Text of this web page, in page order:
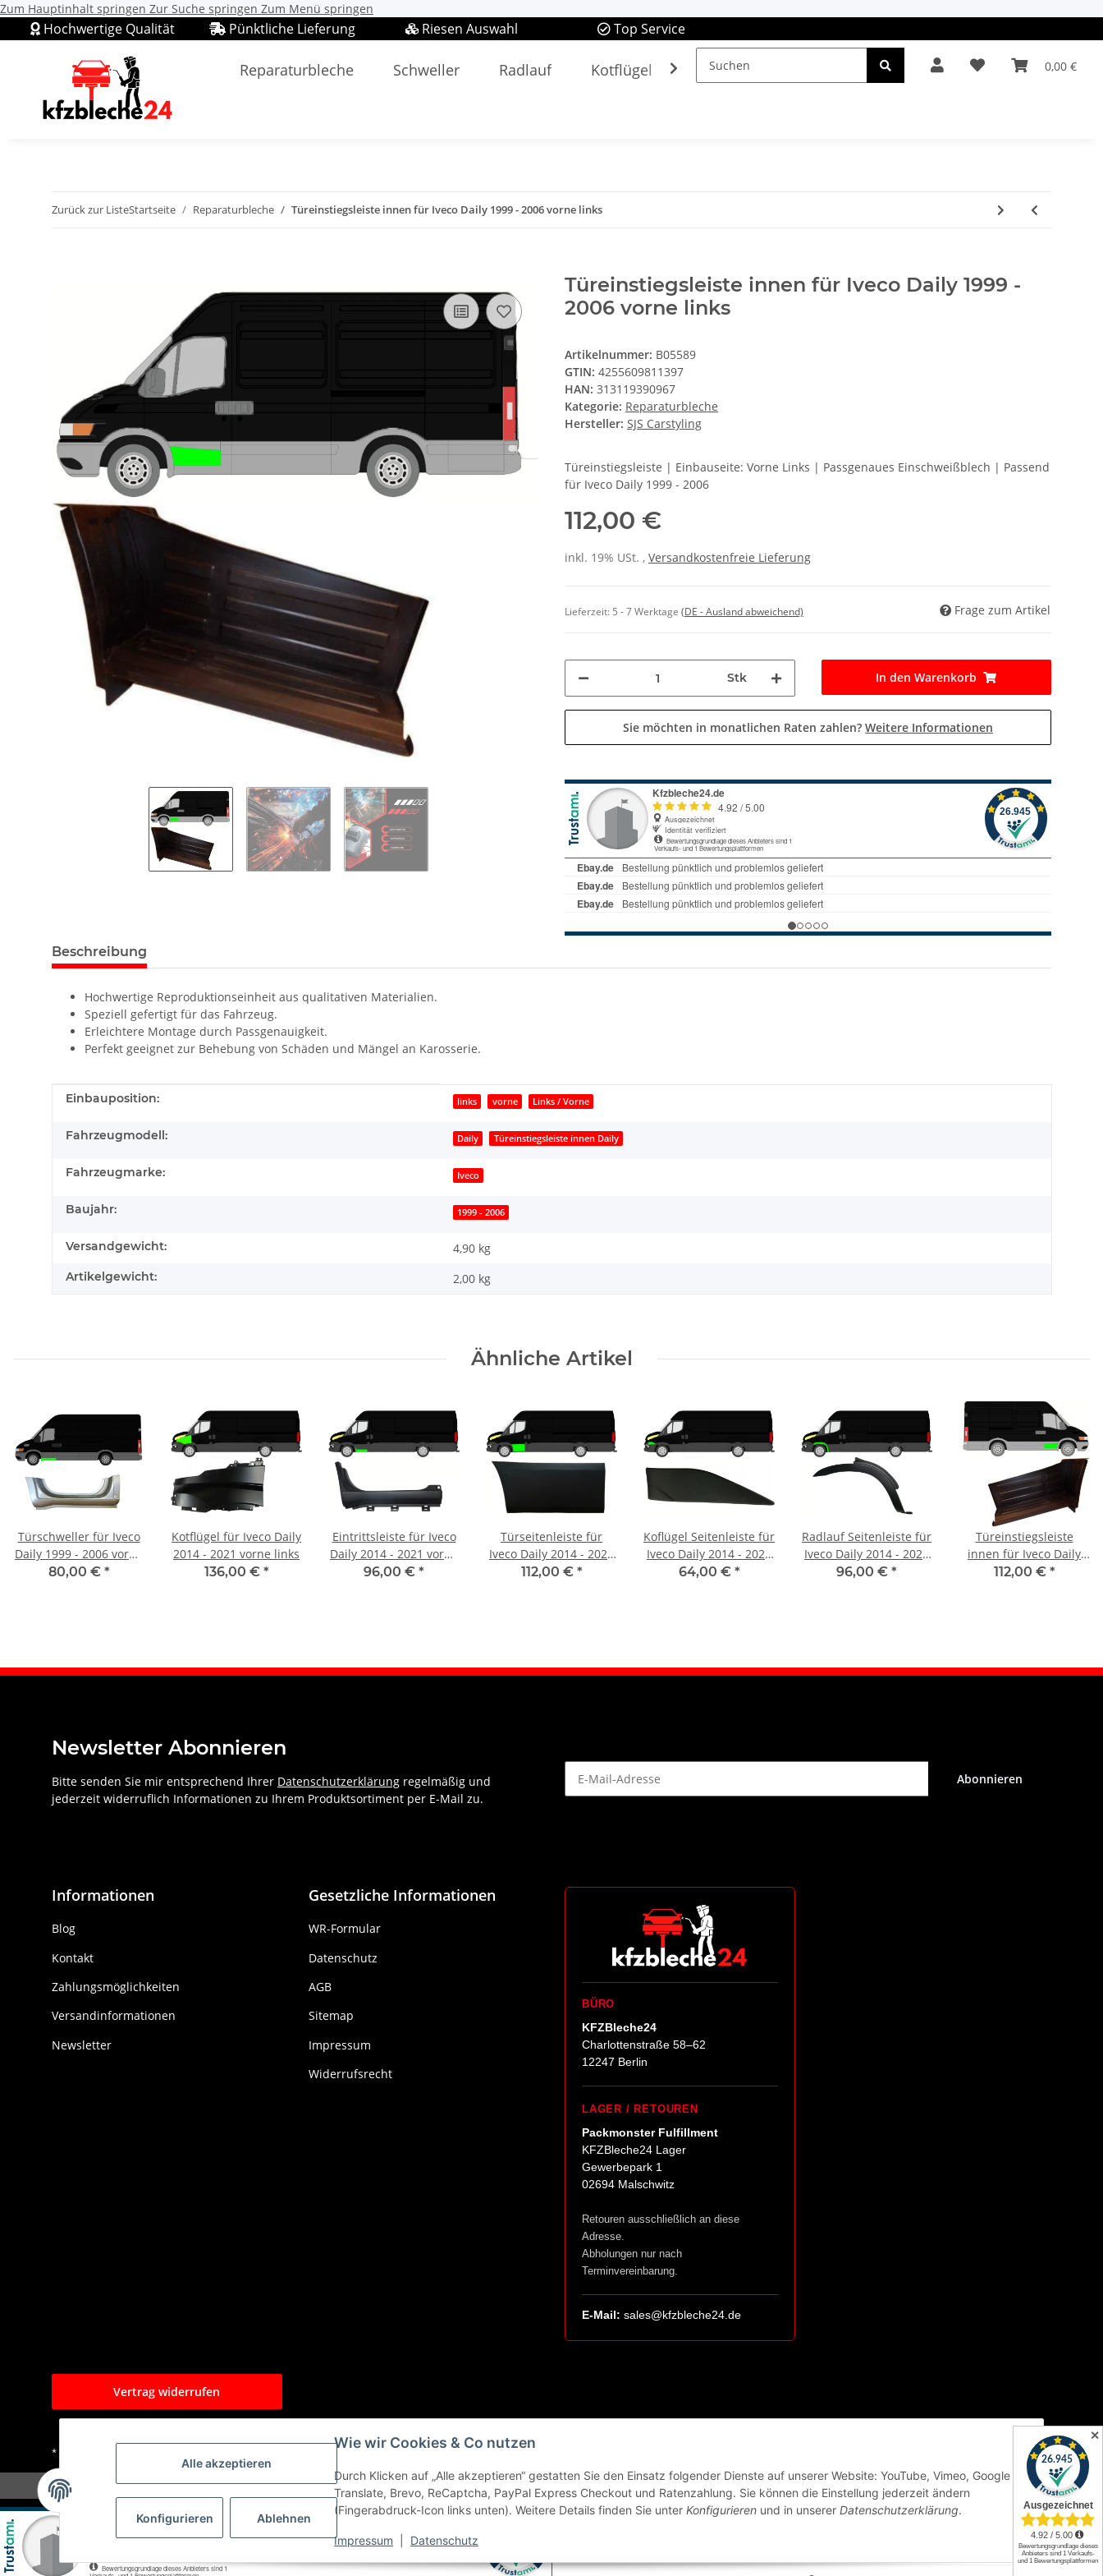
Zum Hauptinhalt springen Zur Suche springen Zum Menü springen
Alle akzeptieren
Konfigurieren Ablehnen
Wie wir Cookies & Co nutzen
Durch Klicken auf „Alle akzeptieren“ gestatten Sie den Einsatz folgender Dienste auf unserer Website: YouTube, Vimeo, Google
Translate, Brevo, ReCaptcha, PayPal Express Checkout und Ratenzahlung. Sie können die Einstellung jederzeit ändern
(Fingerabdruck-Icon links unten). Weitere Details finden Sie unter Konfigurieren und in unserer Datenschutzerklärung.
Impressum Datenschutz
Top Service
Riesen Auswahl
Pünktliche Lieferung
Hochwertige Qualität
0,00 €
Reparaturbleche Schweller Radlauf Kotflügel Spiegel & Leuchten Autopflege Oldtimerteile
Zurück zur ListeStartseite Reparaturbleche Türeinstiegsleiste innen für Iveco Daily 1999 - 2006 vorne links
Türeinstiegsleiste innen für Iveco Daily 1999 -
2006 vorne links
Artikelnummer: B05589
GTIN: 4255609811397
HAN: 313119390967
Kategorie: Reparaturbleche
Hersteller: SJS Carstyling
Türeinstiegsleiste | Einbauseite: Vorne Links | Passgenaues Einschweißblech | Passend
für Iveco Daily 1999 - 2006
112,00 €
inkl. 19% USt. , Versandkostenfreie Lieferung
Lieferzeit: 5 - 7 Werktage (DE - Ausland abweichend) Frage zum Artikel
Stk In den Warenkorb
Sie möchten in monatlichen Raten zahlen? Weitere Informationen
Beschreibung
Hochwertige Reproduktionseinheit aus qualitativen Materialien.
Speziell gefertigt für das Fahrzeug.
Erleichtere Montage durch Passgenauigkeit.
Perfekt geeignet zur Behebung von Schäden und Mängel an Karosserie.
Produkteigenschaft
Wert
Einbauposition: links vorne Links / Vorne
Fahrzeugmodell: Daily Türeinstiegsleiste innen Daily
Fahrzeugmarke: Iveco
Baujahr: 1999 - 2006
Versandgewicht: 4,90 kg
Artikelgewicht: 2,00 kg
Ähnliche Artikel
Türschweller für Iveco
Daily 1999 - 2006 vorne
links
80,00 € *
Kotflügel für Iveco Daily
2014 - 2021 vorne links
136,00 € *
Eintrittsleiste für Iveco
Daily 2014 - 2021 vorne
links
96,00 € *
Türseitenleiste für
Iveco Daily 2014 - 2021
vorne links
112,00 € *
Koflügel Seitenleiste für
Iveco Daily 2014 - 2021
vorne links
64,00 € *
Radlauf Seitenleiste für
Iveco Daily 2014 - 2021
vorne links
96,00 € *
Türeinstiegsleiste
innen für Iveco Daily
1999 - 2006 vorne
112,00 € *
Newsletter Abonnieren
Bitte senden Sie mir entsprechend Ihrer Datenschutzerklärung regelmäßig und
jederzeit widerruflich Informationen zu Ihrem Produktsortiment per E-Mail zu.
Abonnieren
Informationen
Blog
Kontakt
Zahlungsmöglichkeiten
Versandinformationen
Newsletter
Gesetzliche Informationen
WR-Formular
Datenschutz
AGB
Sitemap
Impressum
Widerrufsrecht
BÜRO
KFZBleche24
Charlottenstraße 58–62
12247 Berlin
LAGER / RETOUREN
Packmonster Fulfillment
KFZBleche24 Lager
Gewerbepark 1
02694 Malschwitz
Retouren ausschließlich an diese
Adresse.
Abholungen nur nach
Terminvereinbarung.
E-Mail: sales@kfzbleche24.de
Vertrag widerrufen
* Alle Preise inkl. gesetzlicher USt., zzgl.
✕